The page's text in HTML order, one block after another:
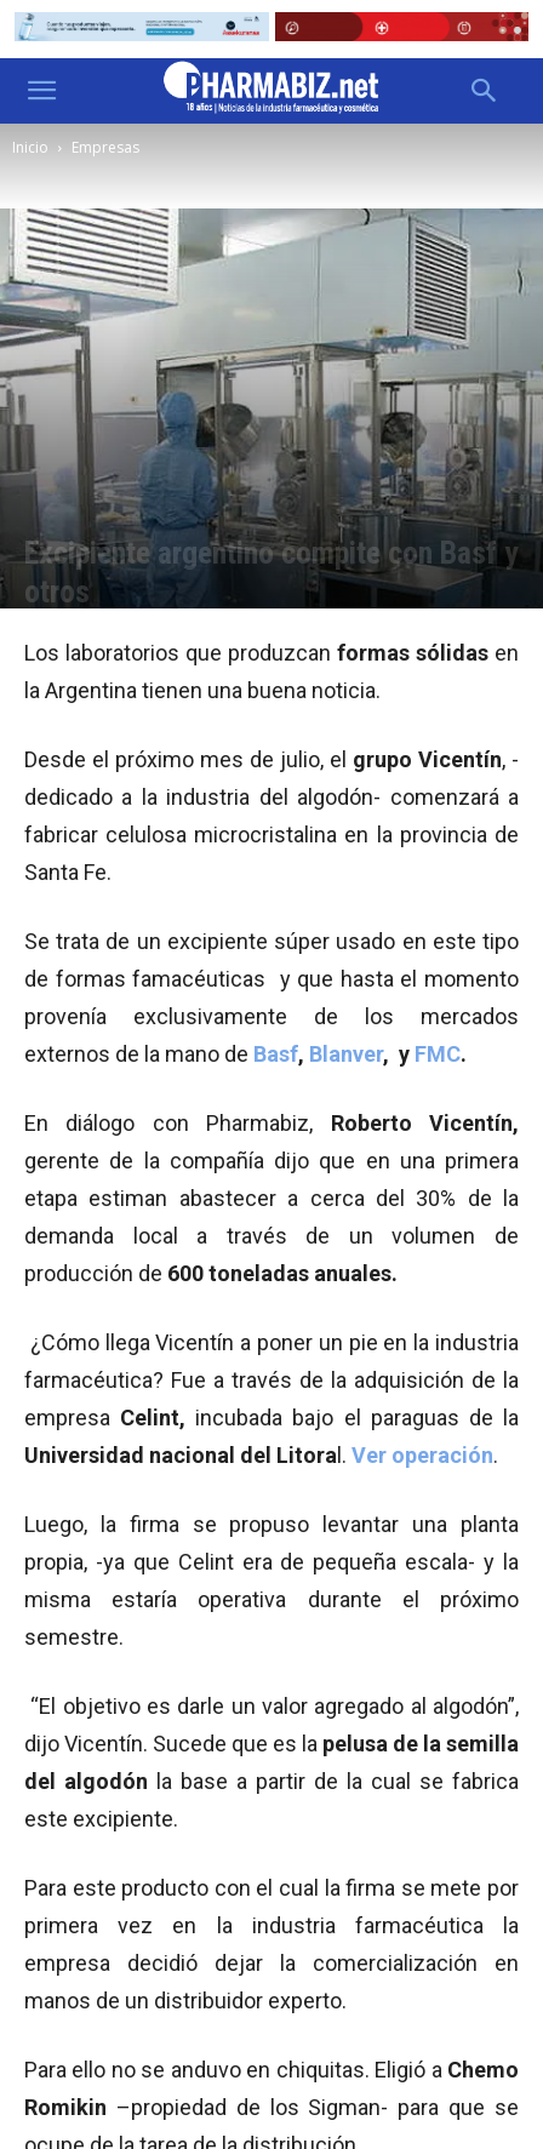
Inicio Empresas
Excipiente argentino compite con Basf y
otros
Los laboratorios que produzcan formas sólidas en
la Argentina tienen una buena noticia.
Desde el próximo mes de julio, el grupo Vicentín, -
dedicado a la industria del algodón- comenzará a
fabricar celulosa microcristalina en la provincia de
Santa Fe.
Se trata de un excipiente súper usado en este tipo
de formas famacéuticas y que hasta el momento
provenía exclusivamente de los mercados
externos de la mano de Basf, Blanver, y FMC.
En diálogo con Pharmabiz, Roberto
Vicentín,
gerente de la compañía dijo que en una primera
etapa estiman abastecer a cerca del 30% de la
demanda local a través de un volumen de
producción de 600 toneladas anuales.
¿Cómo llega Vicentín a poner un pie en la industria
farmacéutica? Fue a través de la adquisición de la
empresa Celint, incubada bajo el paraguas de la
Universidad nacional del Litora l. Ver operación.
Luego, la firma se propuso levantar una planta
propia, -ya que Celint era de pequeña escala- y la
misma estaría operativa durante el próximo
semestre.
“El objetivo es darle un valor agregado al algodón”,
dijo Vicentín. Sucede que es la pelusa de la semilla
del algodón la base a partir de la cual se fabrica
este excipiente.
Para este producto con el cual la firma se mete por
primera vez en la industria farmacéutica la
empresa decidió dejar la comercialización en
manos de un distribuidor experto.
Para ello no se anduvo en chiquitas. Eligió a Chemo
Romikin –propiedad de los Sigman- para que se